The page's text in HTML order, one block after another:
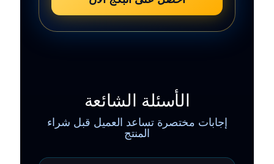
الأسئلة الشائعة
إجابات مختصرة تساعد العميل قبل شراء
المنتج